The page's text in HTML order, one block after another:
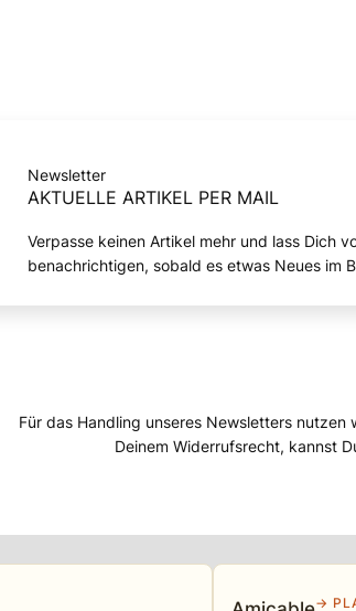
Newsletter
AKTUELLE ARTIKEL PER MAIL
Verpasse keinen Artikel mehr und lass Dich
benachrichtigen, sobald es etwas Neues im
Für das Handling unseres Newsletters
Deinem Widerrufsrecht, kannst
→